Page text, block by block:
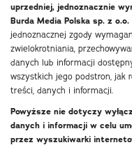
uprzedniej, jednoznacznie
Burda Media Polska sp. z o.o.
jednoznacznej zgody
zwielokrotniania,
danych lub informacji
wszystkich jego podstron, jak
treści, danych i informacji.
Powyższe nie dotyczy
danych i informacji w celu
przez wyszukiwarki